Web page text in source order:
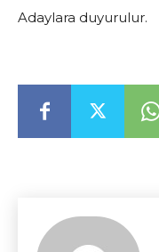
Adaylara duyurulur.